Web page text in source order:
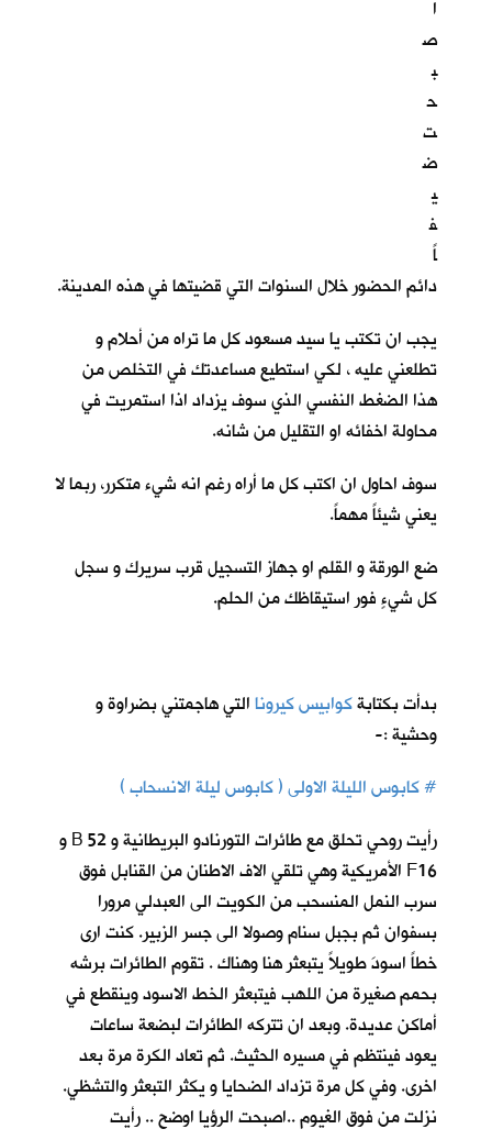
ا
ص
ب
ح
ت
ض
ي
ف
اً
دائم الحضور خلال السنوات التي قضيتها في هذه المدينة.
يجب ان تكتب يا سيد مسعود كل ما تراه من أحلام و
تطلعني عليه ، لكي استطيع مساعدتك في التخلص من
هذا الضغط النفسي الذي سوف يزداد اذا استمريت في
محاولة اخفائه او التقليل من شانه.
سوف احاول ان اكتب كل ما أراه رغم انه شيء متكرر، ربما لا
يعني شيئاً مهماً.
ضع الورقة و القلم او جهاز التسجيل قرب سريرك و سجل
كل شيءٍ فور استيقاظك من الحلم.
بدأت بكتابةكوابيس كيروناالتي هاجمتني بضراوة و
وحشية :-
# كابوس الليلة الاولى ( كابوس ليلة الانسحاب )
رأيت روحي تحلق مع طائرات التورنادو البريطانية و 52 B و
F16 الأمريكية وهي تلقي الاف الاطنان من القنابل فوق
سرب النمل المنسحب من الكويت الى العبدلي مرورا
بسفوان ثم بجبل سنام وصولا الى جسر الزبير. كنت ارى
خطاً اسودَ طويلاً يتبعثر هنا وهناك . تقوم الطائرات برشه
بحمم صغيرة من اللهب فيتبعثر الخط الاسود وينقطع في
أماكن عديدة. وبعد ان تتركه الطائرات لبضعة ساعات
يعود فينتظم في مسيره الحثيث. ثم تعاد الكرة مرة بعد
اخرى. وفي كل مرة تزداد الضحايا و يكثر التبعثر والتشظي.
نزلت من فوق الغيوم ..اصبحت الرؤيا اوضح .. رأيت